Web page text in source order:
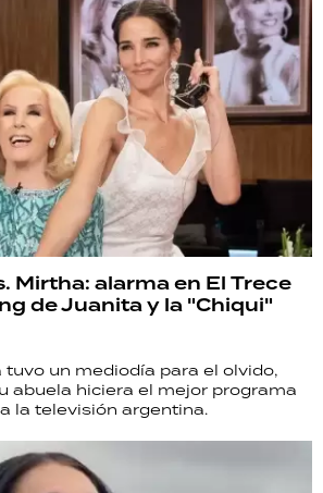
Mirtha: alarma en El Trece
de Juanita y la "Chiqui"
tuvo un mediodía para el olvido,
abuela hiciera el mejor programa
la televisión argentina.